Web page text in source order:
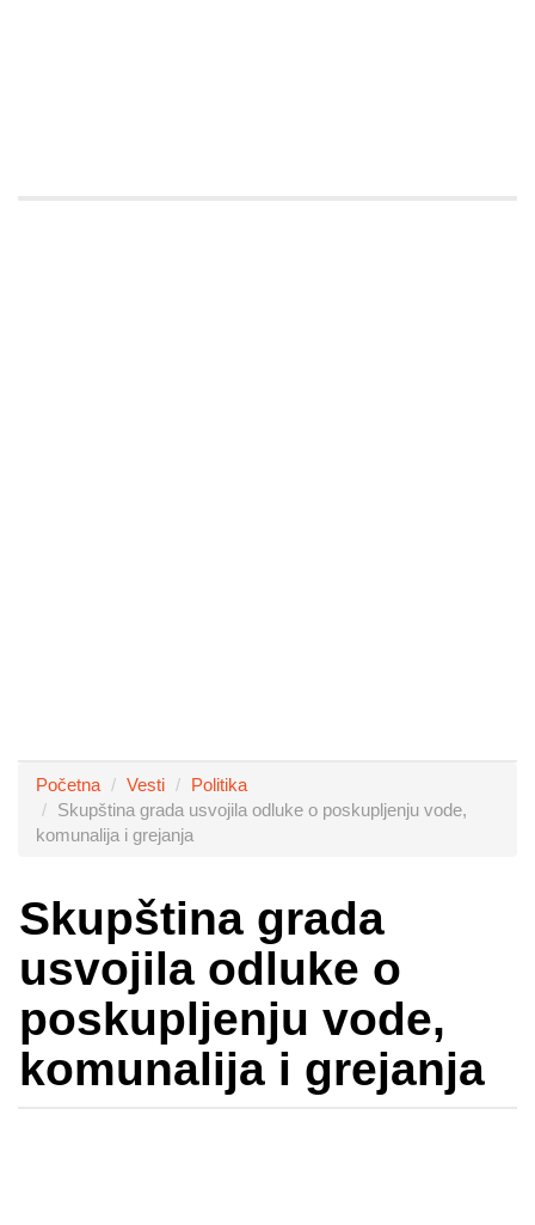
Početna Vesti
Politika
Skupština grada usvojila odluke o poskupljenju vode,
komunalija i grejanja
Skupština grada
usvojila odluke o
poskupljenju vode,
komunalija i grejanja